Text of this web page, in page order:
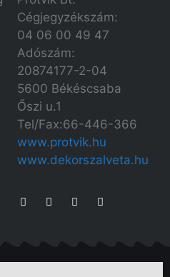
Cégjegyzékszám:
04 06 00 49 47
Adószám:
20874177-2-04
5600 Békéscsaba
Őszi u.1
Tel/Fax:66-446-366
www.protvik.hu
www.dekorszalveta.hu